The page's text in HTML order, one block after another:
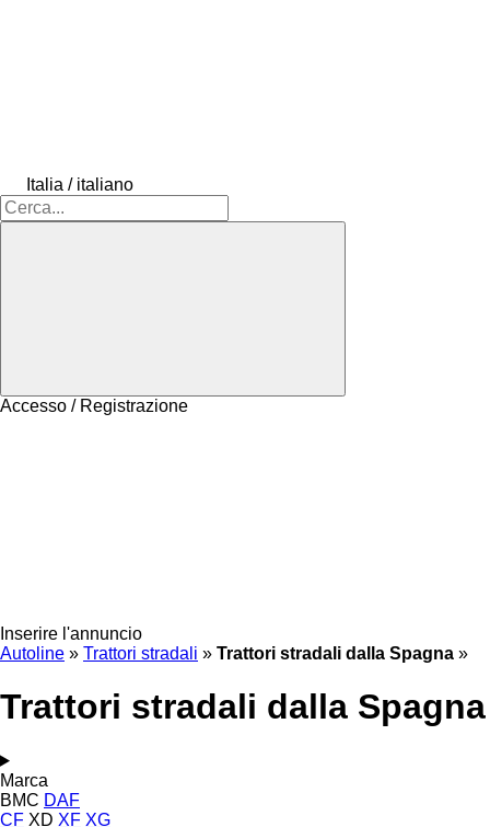
Italia / italiano
Accesso / Registrazione
Inserire l'annuncio
Autoline » Trattori stradali » Trattori stradali dalla Spagna »
Trattori stradali dalla Spagna
Marca
BMC DAF
CF XD XF XG